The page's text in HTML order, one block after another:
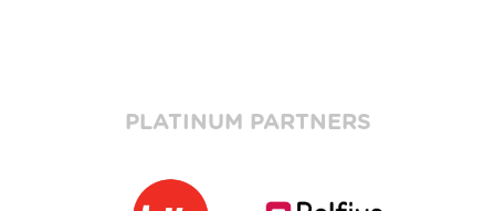
PLATINUM PARTNERS